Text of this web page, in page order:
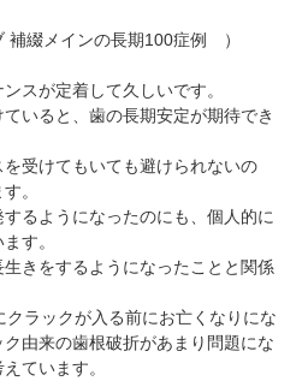
補綴メインの長期100症例 ）
スが定着して久しいです。
いると、歯の長期安定が期待でき
受けてもいても避けられないの
。
るようになったのにも、個人的に
す。
きをするようになったことと関係
クラックが入る前にお亡くなりにな
由来の歯根破折があまり問題にな
ています。